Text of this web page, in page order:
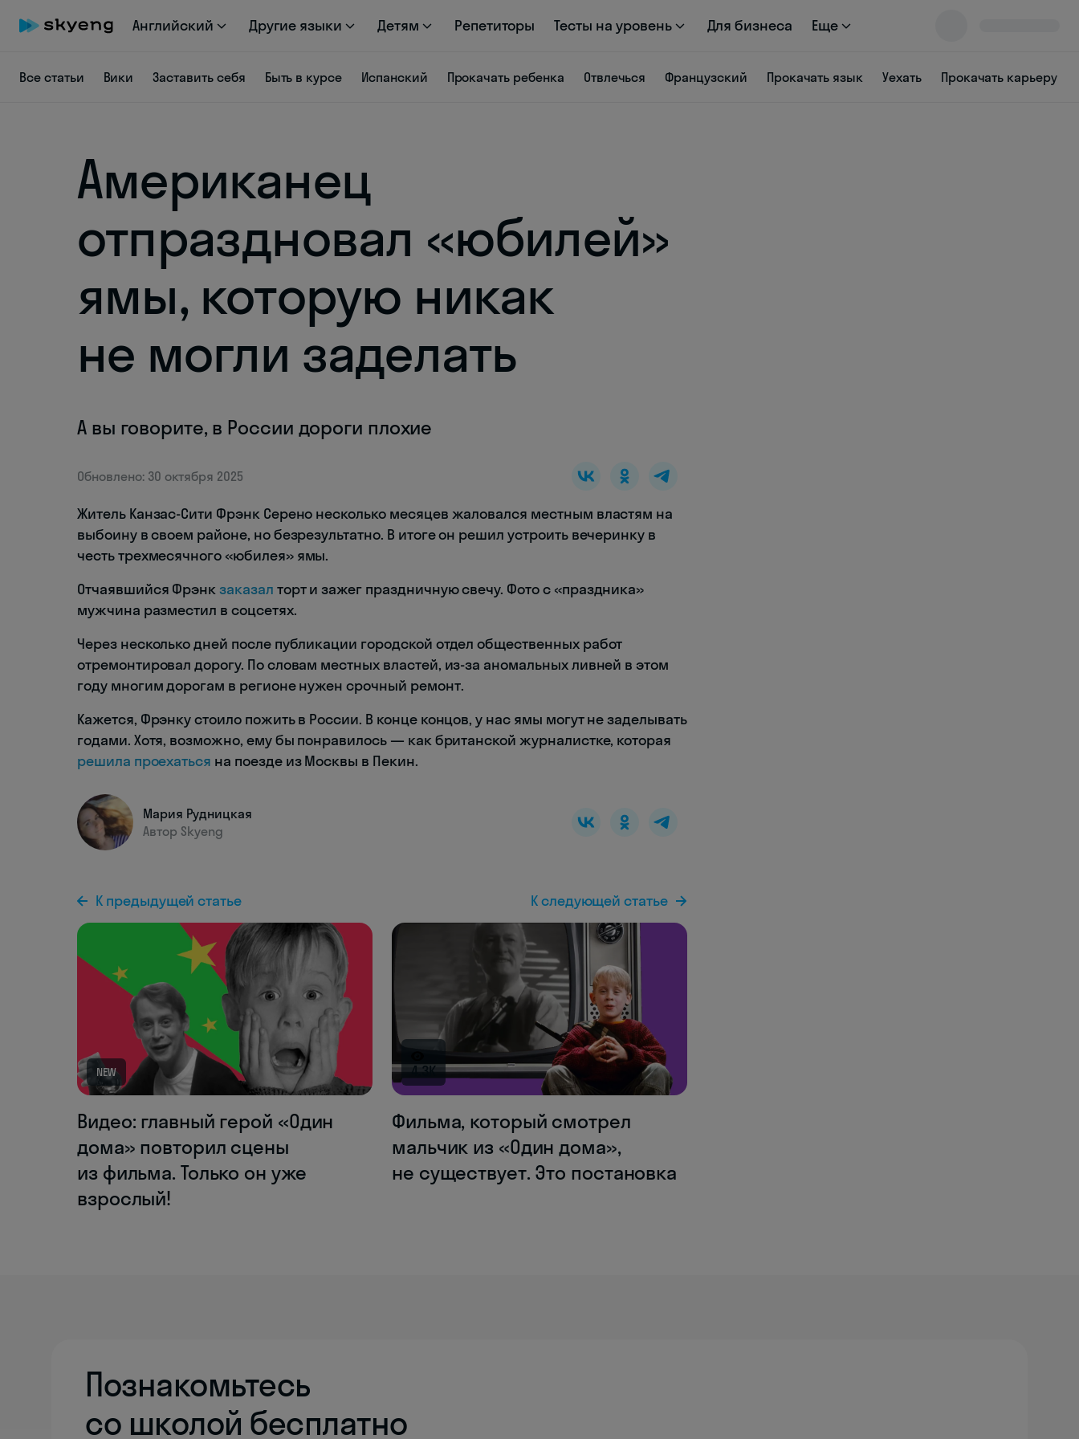
Английский Другие языки Детям Репетиторы Тесты на уровень Для бизнеса Еще
Все статьи Вики Заставить себя Быть в курсе Испанский Прокачать ребенка Отвлечься Французский Прокачать язык Уехать Прокачать карьеру
Американец
отпраздновал «юбилей»
ямы, которую никак
не могли заделать
А вы говорите, в России дороги плохие
Обновлено: 30 октября 2025
Житель Канзас-Сити Фрэнк Серено несколько месяцев жаловался местным властям на
выбоину в своем районе, но безрезультатно. В итоге он решил устроить вечеринку в
честь трехмесячного «юбилея» ямы.
Отчаявшийся Фрэнкзаказал торт и зажег праздничную свечу. Фото с «праздника»
мужчина разместил в соцсетях.
Через несколько дней после публикации городской отдел общественных работ
отремонтировал дорогу. По словам местных властей, из-за аномальных ливней в этом
году многим дорогам в регионе нужен срочный ремонт.
Кажется, Фрэнку стоило пожить в России. В конце концов, у нас ямы могут не заделывать
годами. Хотя, возможно, ему бы понравилось — как британской журналистке, которая
решила проехаться на поезде из Москвы в Пекин.
Мария Рудницкая
Автор Skyeng
К предыдущей статье
NEW
Видео: главный герой «Один
дома» повторил сцены
из фильма. Только он уже
взрослый!
К следующей статье
4.3K
Фильма, который смотрел
мальчик из «Один дома»,
не существует. Это постановка
Познакомьтесь
со школой бесплатно